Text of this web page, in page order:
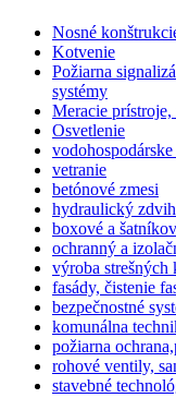
Nosné
Kotvenie
Požiarna
systémy
Meracie
Osvetlenie
vetranie
betónové zmesi
hydraulický
boxové a
ochranný a
výroba strešných
fasády, čistenie
bezpečnostné
komunálna
požiarna
rohové ventily,
stavebné